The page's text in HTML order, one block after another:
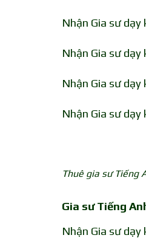
Nhận Gia sư
Nhận Gia sư
Nhận Gia sư
Nhận Gia sư
Thuê gia sư Tiếng
Gia sư Tiếng
Nhận Gia sư